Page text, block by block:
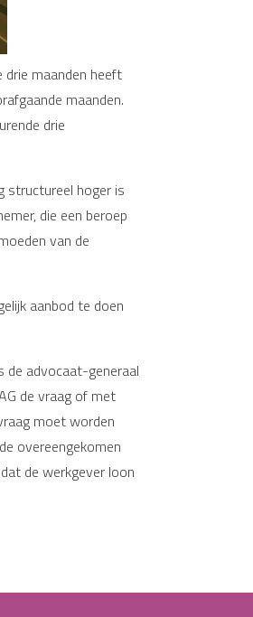
maanden heeft
maanden.
drie
structureel hoger is
die een beroep
van de
aanbod te doen
de advocaat-generaal
de vraag of met
moet worden
overeengekomen
de werkgever loon